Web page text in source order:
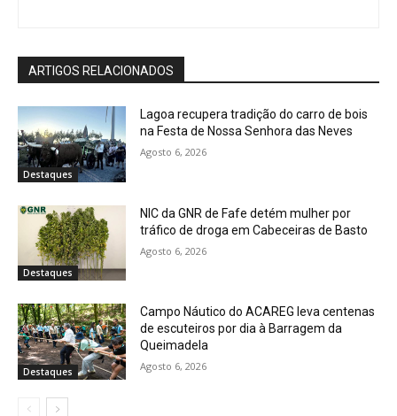
ARTIGOS RELACIONADOS
Destaques
Lagoa recupera tradição do carro de bois
na Festa de Nossa Senhora das Neves
Agosto 6, 2026
Destaques
NIC da GNR de Fafe detém mulher por
tráfico de droga em Cabeceiras de Basto
Agosto 6, 2026
Destaques
Campo Náutico do ACAREG leva centenas
de escuteiros por dia à Barragem da
Queimadela
Agosto 6, 2026